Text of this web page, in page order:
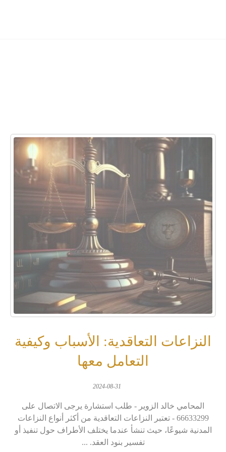
النزاعات التعاقدية: الأسباب وكيفية
التعامل معها
2024-08-31
المحامي خالد الزوير - طلب استشارة يرجى الاتصال على
66633299 - تعتبر النزاعات التعاقدية من أكثر أنواع النزاعات
المدنية شيوعًا، حيث تنشأ عندما يختلف الأطراف حول تنفيذ أو
تفسير بنود العقد. ...